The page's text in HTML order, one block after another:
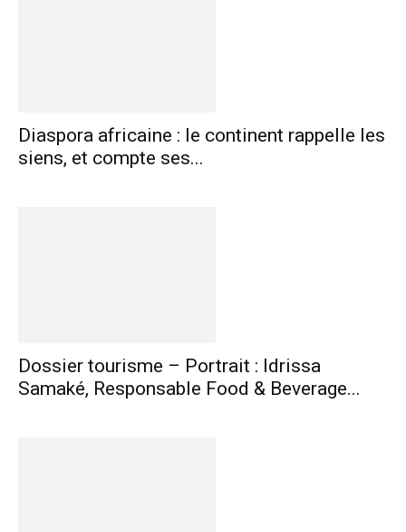
Diaspora africaine : le continent rappelle les
siens, et compte ses...
Dossier tourisme – Portrait : Idrissa
Samaké, Responsable Food & Beverage...